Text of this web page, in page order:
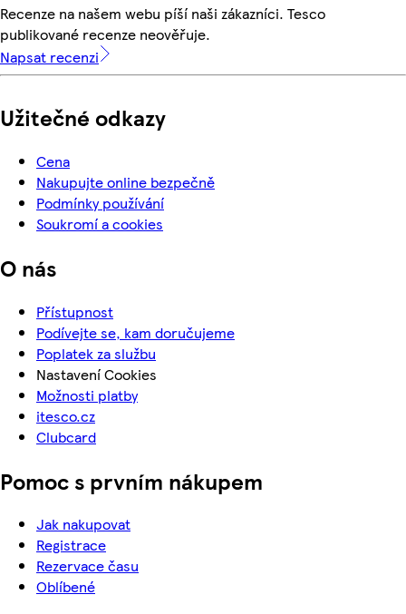
Recenze na našem webu píší naši zákazníci. Tesco
publikované recenze neověřuje.
Napsat recenzi
Užitečné odkazy
Cena
Nakupujte online bezpečně
Podmínky používání
Soukromí a cookies
O nás
Přístupnost
Podívejte se, kam doručujeme
Poplatek za službu
Nastavení Cookies
Možnosti platby
itesco.cz
Clubcard
Pomoc s prvním nákupem
Jak nakupovat
Registrace
Rezervace času
Oblíbené